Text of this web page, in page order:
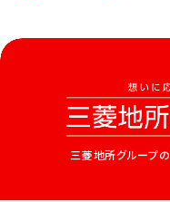
三菱地所グループの